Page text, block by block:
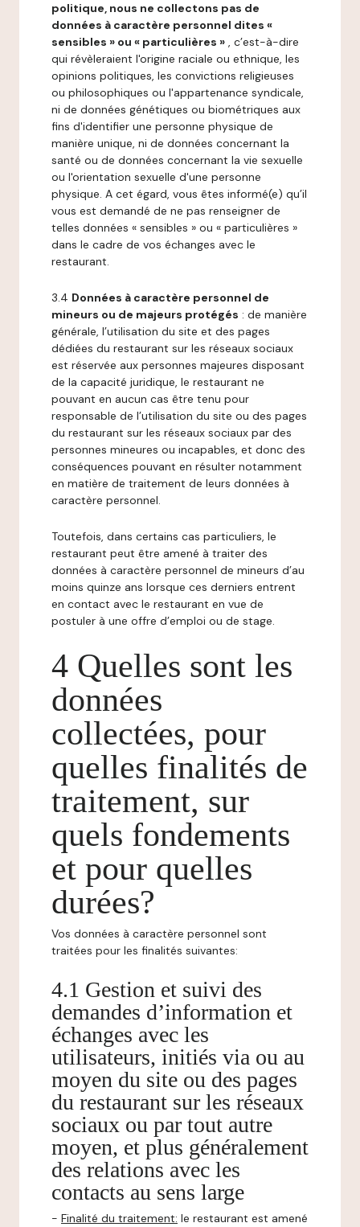
politique, nous ne collectons pas de
données à caractère personnel dites «
sensibles » ou « particulières » , c’est-à-dire
qui révèleraient l'origine raciale ou ethnique, les
opinions politiques, les convictions religieuses
ou philosophiques ou l'appartenance syndicale,
ni de données génétiques ou biométriques aux
fins d'identifier une personne physique de
manière unique, ni de données concernant la
santé ou de données concernant la vie sexuelle
ou l'orientation sexuelle d'une personne
physique. A cet égard, vous êtes informé(e) qu’il
vous est demandé de ne pas renseigner de
telles données « sensibles » ou « particulières »
dans le cadre de vos échanges avec le
restaurant.
3.4 Données à caractère personnel de
mineurs ou de majeurs protégés : de manière
générale, l’utilisation du site et des pages
dédiées du restaurant sur les réseaux sociaux
est réservée aux personnes majeures disposant
de la capacité juridique, le restaurant ne
pouvant en aucun cas être tenu pour
responsable de l’utilisation du site ou des pages
du restaurant sur les réseaux sociaux par des
personnes mineures ou incapables, et donc des
conséquences pouvant en résulter notamment
en matière de traitement de leurs données à
caractère personnel.
Toutefois, dans certains cas particuliers, le
restaurant peut être amené à traiter des
données à caractère personnel de mineurs d’au
moins quinze ans lorsque ces derniers entrent
en contact avec le restaurant en vue de
postuler à une offre d’emploi ou de stage.
4 Quelles sont les
données
collectées, pour
quelles finalités de
traitement, sur
quels fondements
et pour quelles
durées?
Vos données à caractère personnel sont
traitées pour les finalités suivantes:
4.1 Gestion et suivi des
demandes d’information et
échanges avec les
utilisateurs, initiés via ou au
moyen du site ou des pages
du restaurant sur les réseaux
sociaux ou par tout autre
moyen, et plus généralement
des relations avec les
contacts au sens large
- Finalité du traitement: le restaurant est amené